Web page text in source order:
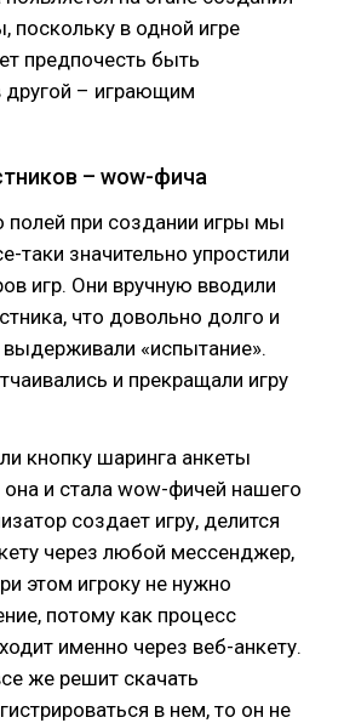
поскольку в одной игре
предпочесть быть
другой – играющим
– wow-фича
полей при создании игры мы
таки значительно упростили
игр. Они вручную вводили
что довольно долго и
выдерживали «испытание».
и прекращали игру
кнопку шаринга анкеты
и стала wow-фичей нашего
создает игру, делится
через любой мессенджер,
этом игроку не нужно
потому как процесс
именно через веб-анкету.
же решит скачать
в нем, то он не